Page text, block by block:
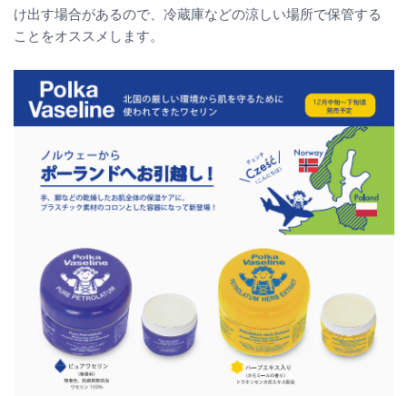
け出す場合があるので、冷蔵庫などの涼しい場所で保管する
ことをオススメします。